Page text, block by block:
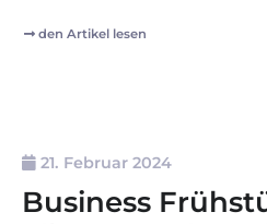
den Artikel lesen
21. Februar 2024
Business